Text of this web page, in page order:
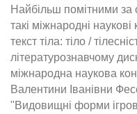
Найбільш помітними за
такі міжнародні
текст тіла: тіло /
літературознавчому
міжнародна наукова
Валентини Іванівни
"Видовищні форми